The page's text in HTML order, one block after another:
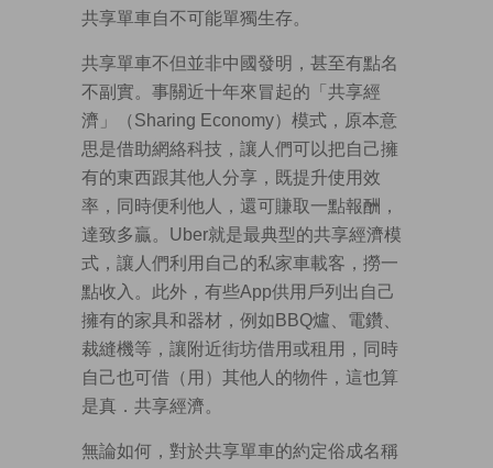
共享單車自不可能單獨生存。
共享單車不但並非中國發明，甚至有點名
不副實。事關近十年來冒起的「共享經
濟」（Sharing Economy）模式，原本意
思是借助網絡科技，讓人們可以把自己擁
有的東西跟其他人分享，既提升使用效
率，同時便利他人，還可賺取一點報酬，
達致多贏。Uber就是最典型的共享經濟模
式，讓人們利用自己的私家車載客，撈一
點收入。此外，有些App供用戶列出自己
擁有的家具和器材，例如BBQ爐、電鑽、
裁縫機等，讓附近街坊借用或租用，同時
自己也可借（用）其他人的物件，這也算
是真．共享經濟。
無論如何，對於共享單車的約定俗成名稱